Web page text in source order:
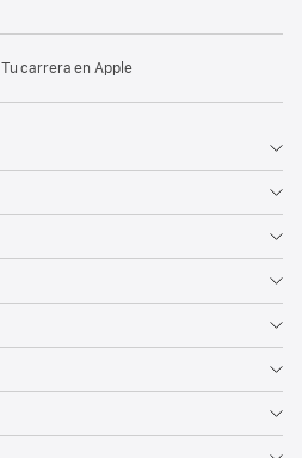
Tu carrera en Apple